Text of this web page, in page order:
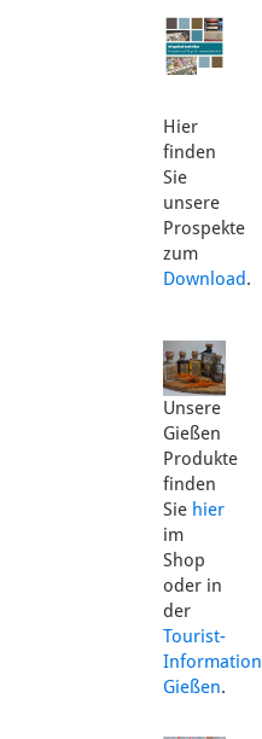
Hier
finden
Sie
unsere
Prospekte
zum
Download.
Unsere
Gießen
Produkte
finden
Sie hier
im
Shop
oder in
der
Tourist-
Information
Gießen.